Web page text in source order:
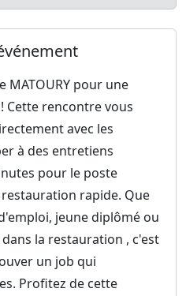
MATOURY pour une
Cette rencontre vous
avec les
à des entretiens
pour le poste
rapide. Que
jeune diplômé ou
la restauration , c'est
un job qui
Profitez de cette